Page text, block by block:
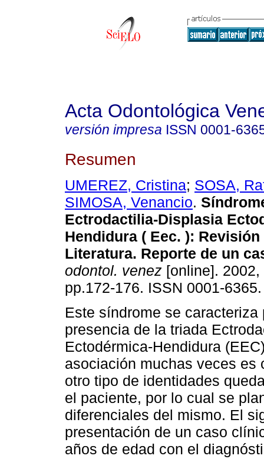
Acta Odontológica
versión impresa ISSN 0001-
Resumen
UMEREZ, Cristina; SOSA,
SIMOSA, Venancio.
Ectrodactilia-Displasia
Hendidura ( Eec. ): Revisión
Literatura. Reporte de un
odontol. venez [online].
pp.172-176. ISSN 0001-6365.
Este síndrome se caracteriza
presencia de la triada
Ectodérmica-Hendidura
asociación muchas veces es
otro tipo de identidades
el paciente, por lo cual se
diferenciales del mismo. El
presentación de un caso
años de edad con el